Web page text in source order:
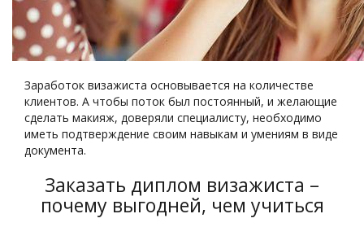
Заработок визажиста основывается на количестве
клиентов. А чтобы поток был постоянный, и желающие
сделать макияж, доверяли специалисту, необходимо
иметь подтверждение своим навыкам и умениям в виде
документа.
Заказать диплом визажиста –
почему выгодней, чем учиться